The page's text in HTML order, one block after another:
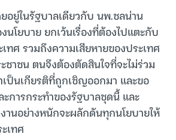
อยู่ในรัฐบาลเดียวกับ นพ.ชลน่าน
นโยบาย ยกเว้นเรื่องที่ต้องไปแตะกับ
ทศ รวมถึงความเสียหายของประเทศ
าชน ตนจึงต้องตัดสินใจที่จะไม่ร่วม
เป็นเกียรติที่ถูกเชิญออกมา และขอ
การกระทำของรัฐบาลชุดนี้ และ
นอย่างหนักจะผลักดันทุกนโยบายให้
เทศ